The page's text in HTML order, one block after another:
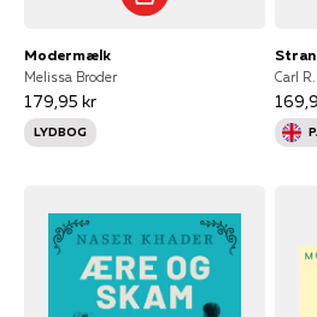
Modermælk
Melissa Broder
179,95 kr
LYDBOG
Carl